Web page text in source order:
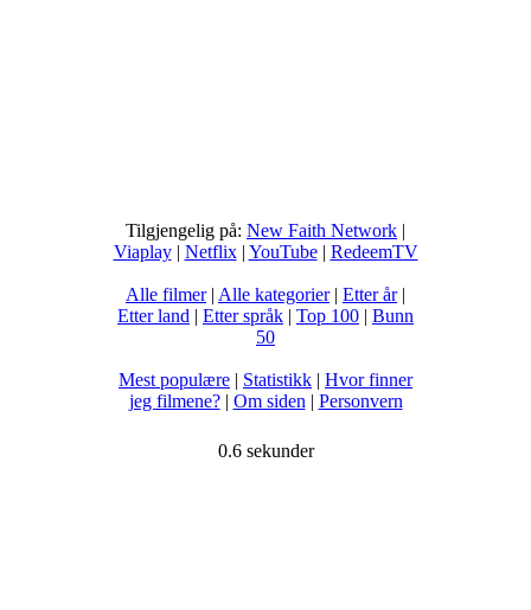
Tilgjengelig på: New Faith Network |
Viaplay| Netflix| YouTube| RedeemTV
Alle filmer| Alle kategorier| Etter år|
Etter land | Etter språk | Top 100 | Bunn
50
Mest populære | Statistikk | Hvor finner
jeg filmene?| Om siden | Personvern
0.6 sekunder